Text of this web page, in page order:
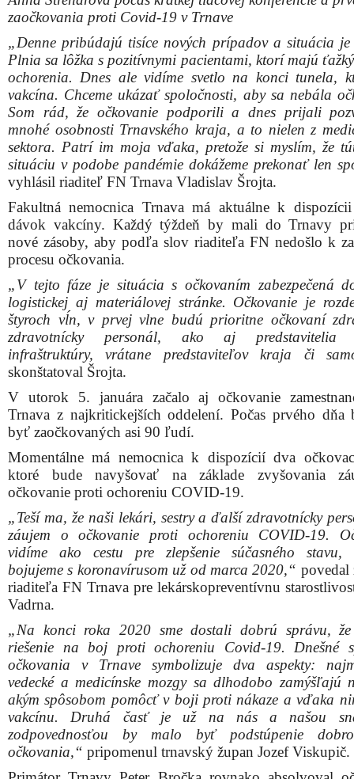
„V tejto fáze je situácia s očkovaním zabezpečená
logistickej aj materiálovej stránke. Očkovanie je
štyroch vĺn, v prvej vlne budú prioritne očkovaní
zdravotnícky personál, ako aj predstavitelia
infraštruktúry, vrátane predstaviteľov kraja či
skonštatoval Šrojta.
V utorok 5. januára začalo aj očkovanie
Trnava z najkritickejších oddelení. Počas prvého dňa
byť zaočkovaných asi 90 ľudí.
Momentálne má nemocnica k dispozícií dva
ktoré bude navyšovať na základe zvyšovania
očkovanie proti ochoreniu COVID-19.
„Teší ma, že naši lekári, sestry a ďalší zdravotnícky
záujem o očkovanie proti ochoreniu COVID-19.
vidíme ako cestu pre zlepšenie súčasného stavu,
bojujeme s koronavírusom už od marca 2020,“povedal
riaditeľa FN Trnava pre lekárskopreventívnu
Vadrna.
„Na konci roka 2020 sme dostali dobrú správu, že
riešenie na boj proti ochoreniu Covid-19. Dnešné
očkovania v Trnave symbolizuje dva aspekty:
vedecké a medicínske mozgy sa dlhodobo zamýšľajú
akým spôsobom pomôcť v boji proti nákaze a vďaka
vakcínu. Druhá časť je už na nás a našou
zodpovednosťou by malo byť podstúpenie
očkovania,“ pripomenul trnavský župan Jozef Viskupič.
Primátor Trnavy Peter Bročka rovnako absolvoval
medzi prvými.„Ďakujem za možnosť tu dnes byť.
minimálnom poznaní tejto problematiky dôverujem
odborníkom. História neklame. Drvivá väčšina chorôb,
veľkom ‚kosili‘ aj v predchádzajúcom storočí, boli
vďaka vakcínam. Pre mňa v tomto nie je žiadne
kľúčové považujem hromadné sprístupnenie vakcíny pre
kto o ňu bude mať záujem. To je hlavná úloha štátu na
obdobie a pevne verím, že sa nám to spoločnými silami
poznamenal.